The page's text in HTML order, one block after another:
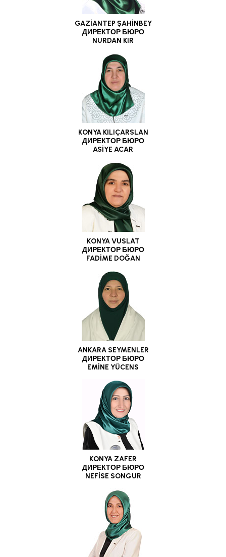
GAZİANTEP ŞAHİNBEY
ДИРЕКТОР БЮРО
NURDAN KIR
KONYA KILIÇARSLAN
ДИРЕКТОР БЮРО
ASİYE ACAR
KONYA VUSLAT
ДИРЕКТОР БЮРО
FADİME DOĞAN
ANKARA SEYMENLER
ДИРЕКТОР БЮРО
EMİNE YÜCENS
KONYA ZAFER
ДИРЕКТОР БЮРО
NEFİSE SONGUR